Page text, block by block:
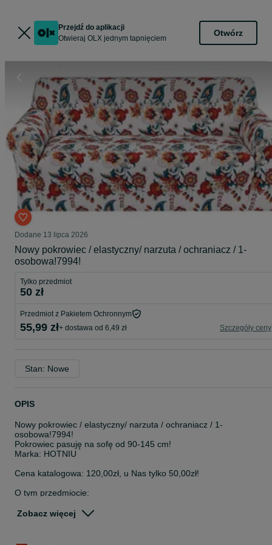
Przejdź do aplikacji
Otwieraj OLX jednym tapnięciem
Otwórz
Dodane 13 lipca 2026
Nowy pokrowiec / elastyczny/ narzuta / ochraniacz / 1-
osobowa!7994!
Tylko przedmiot
50 zł
Przedmiot z Pakietem Ochronnym
55,99 zł+ dostawa od 6,49 zł Szczegóły ceny
Stan: Nowe
OPIS
Nowy pokrowiec / elastyczny/ narzuta / ochraniacz / 1-
osobowa!7994!
Pokrowiec pasuję na sofę od 90-145 cm!
Marka: HOTNIU
Cena katalogowa: 120,00zł, u Nas tylko 50,00zł!
O tym przedmiocie:
są zaprojektowane z wyjątkową elastycznością. Duży rozmiar jest
Zobacz więcej